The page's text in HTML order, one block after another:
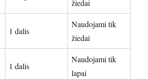
žiedai
1 dalis
Naudojami tik
žiedai
1 dalis
Naudojami tik
lapai